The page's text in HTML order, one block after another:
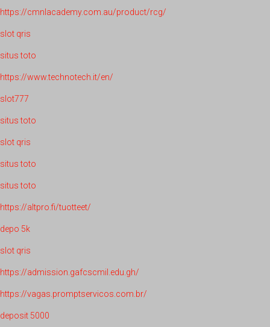
https://cmnlacademy.com.au/product/rcg/
slot qris
situs toto
https://www.technotech.it/en/
slot777
situs toto
slot qris
situs toto
situs toto
https://altpro.fi/tuotteet/
depo 5k
slot qris
https://admission.gafcscmil.edu.gh/
https://vagas.promptservicos.com.br/
deposit 5000